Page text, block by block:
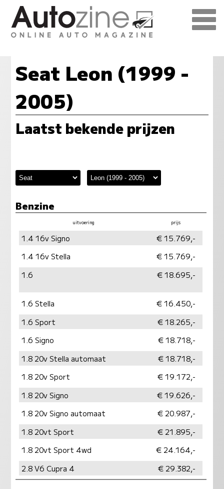
Seat Leon (1999 -
2005)
Laatst bekende prijzen
Benzine
uitvoering prijs
1.4 16v Signo
€ 15.769,-
1.4 16v Stella
€ 15.769,-
1.6
€ 18.695,-
1.6 Stella
€ 16.450,-
1.6 Sport
€ 18.265,-
1.6 Signo
€ 18.718,-
1.8 20v Stella automaat
€ 18.718,-
1.8 20v Sport
€ 19.172,-
1.8 20v Signo
€ 19.626,-
1.8 20v Signo automaat
€ 20.987,-
1.8 20vt Sport
€ 21.895,-
1.8 20vt Sport 4wd
€ 24.164,-
2.8 V6 Cupra 4
€ 29.382,-